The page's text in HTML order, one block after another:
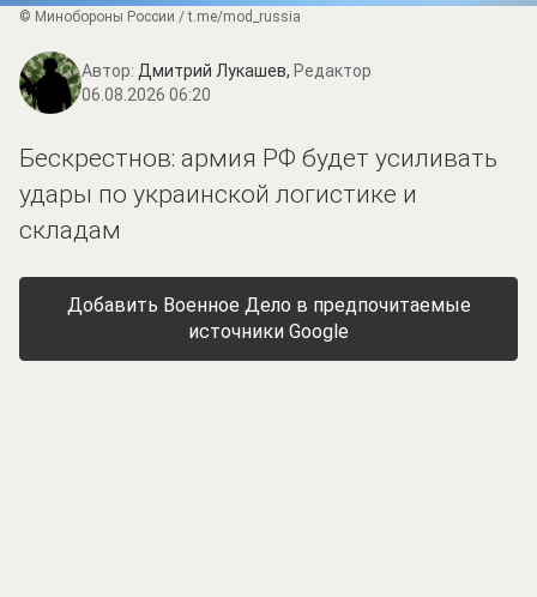
© Минобороны России / t.me/mod_russia
Автор: Дмитрий Лукашев, Редактор
06.08.2026 06:20
Бескрестнов: армия РФ будет усиливать
удары по украинской логистике и
складам
Добавить Военное Дело в предпочитаемые
источники Google